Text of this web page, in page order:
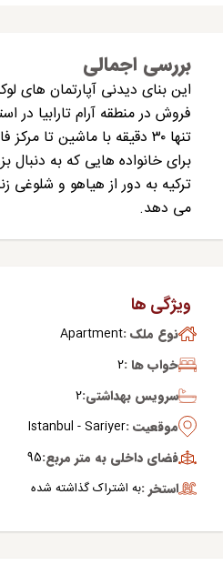
بررسی اجمالی
این بنای دیدنی آپارتمان های
فروش در منطقه آرام تارابیا در
تنها ۳۰ دقیقه با ماشین تا
برای خانواده هایی که به دنبال
ترکیه به دور از هیاهو و شلوغی
می دهد.
ویژگی ها
نوع ملک :Apartment
خواب ها :2
سرویس بهداشتی:2
موقعیت :Istanbul - Sariyer
فضای داخلی به متر مربع:95
استخر :به اشتراک گذاشته شده